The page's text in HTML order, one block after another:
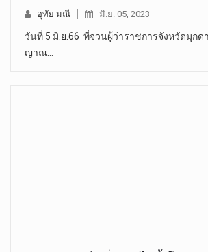
อุทัย มณี มิ.ย. 05, 2023
วันที่ 5 มิ.ย.66 ที่จวนผู้ว่าราชการจังหวัดมุกด
ญาณ…